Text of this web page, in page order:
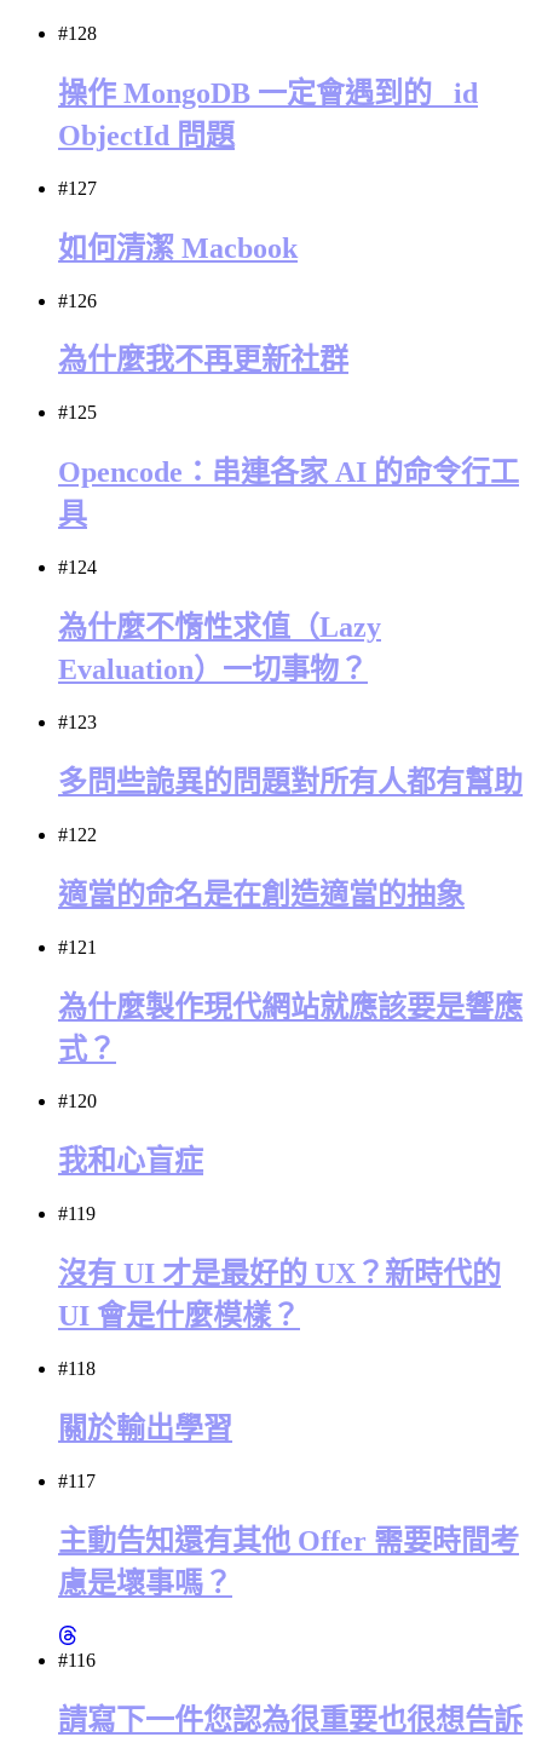
#128
操作 MongoDB 一定會遇到的 _id
ObjectId 問題
#127
如何清潔 Macbook
#126
為什麼我不再更新社群
#125
Opencode：串連各家 AI 的命令行工
具
#124
為什麼不惰性求值（Lazy
Evaluation）一切事物？
#123
多問些詭異的問題對所有人都有幫助
#122
適當的命名是在創造適當的抽象
#121
為什麼製作現代網站就應該要是響應
式？
#120
我和心盲症
#119
沒有 UI 才是最好的 UX？新時代的
UI 會是什麼模樣？
#118
關於輸出學習
#117
主動告知還有其他 Offer 需要時間考
慮是壞事嗎？
#116
請寫下一件您認為很重要也很想告訴